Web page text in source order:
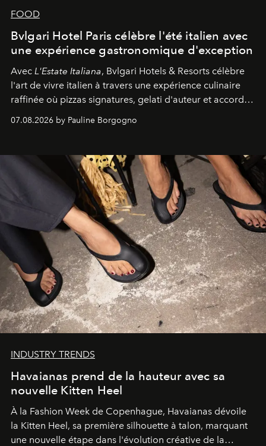
FOOD
Bvlgari Hotel Paris célèbre l'été italien avec
une expérience gastronomique d'exception
Avec L'Estate Italiana, Bvlgari Hotels & Resorts célèbre
l'art de vivre italien à travers une expérience culinaire
raffinée où pizzas signatures, gelati d'auteur et accords
d'exception composent un véritable voyage sensoriel.
07.08.2026 by Pauline Borgogno
INDUSTRY TRENDS
Havaianas prend de la hauteur avec sa
nouvelle Kitten Heel
À la Fashion Week de Copenhague, Havaianas dévoile
la Kitten Heel, sa première silhouette à talon, marquant
une nouvelle étape dans l'évolution créative de la